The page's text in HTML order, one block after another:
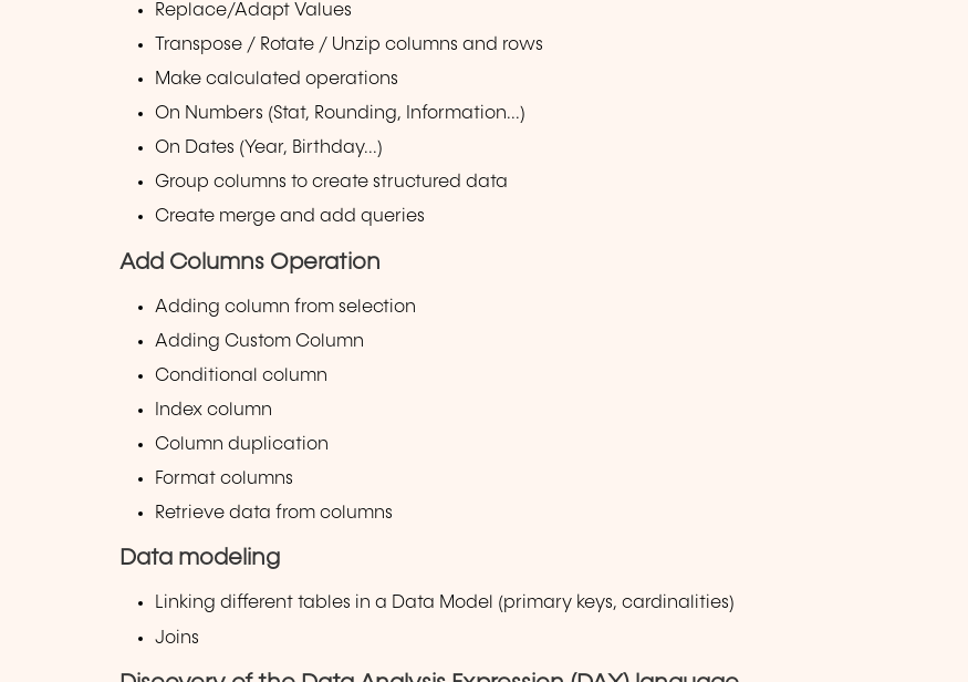
Replace/Adapt Values
Transpose / Rotate / Unzip columns and rows
Make calculated operations
On Numbers (Stat, Rounding, Information...)
On Dates (Year, Birthday...)
Group columns to create structured data
Create merge and add queries
Add Columns Operation
Adding column from selection
Adding Custom Column
Conditional column
Index column
Column duplication
Format columns
Retrieve data from columns
Data modeling
Linking different tables in a Data Model (primary keys, cardinalities)
Joins